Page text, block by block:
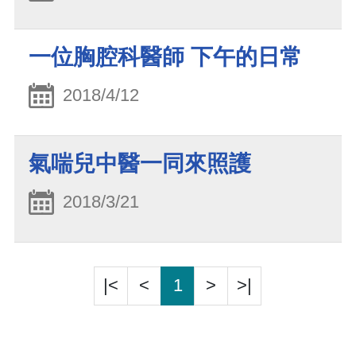
一位胸腔科醫師 下午的日常
2018/4/12
氣喘兒中醫一同來照護
2018/3/21
|< < 1 > >|